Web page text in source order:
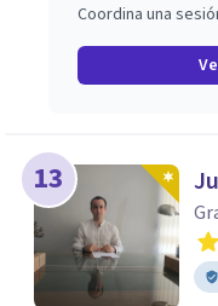
Coordina una
13